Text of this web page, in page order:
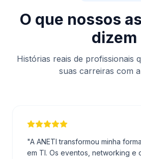
O que nossos
dizem
Histórias reais de profissionais
suas carreiras com
"A ANETI transformou minha
em TI. Os eventos, networking e